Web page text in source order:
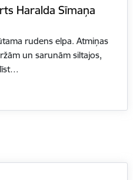
Haralda Sīmaņa
rudens elpa. Atmiņas
un sarunām siltajos,